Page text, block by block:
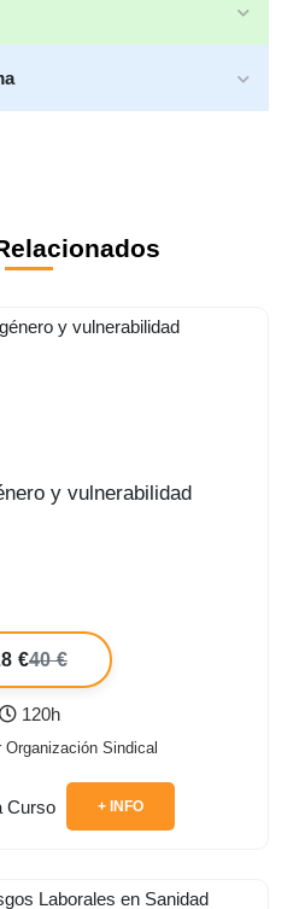
y vulnerabilidad
€40 €
120h
Organización Sindical
+ INFO